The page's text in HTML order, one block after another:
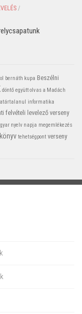
/
bernáth kupa Beszélni
döntő együtt olvas a Madách
informatika
felvételi levelező verseny
nyelv napja megemlékezés
tehetségpont verseny